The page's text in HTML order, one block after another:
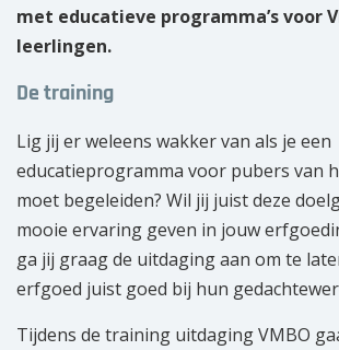
met educatieve programma’s voor
leerlingen.
De training
Lig jij er weleens wakker van als je een
educatieprogramma voor pubers van
moet begeleiden? Wil jij juist deze
mooie ervaring geven in jouw
ga jij graag de uitdaging aan om te
erfgoed juist goed bij hun
Tijdens de training uitdaging VMBO